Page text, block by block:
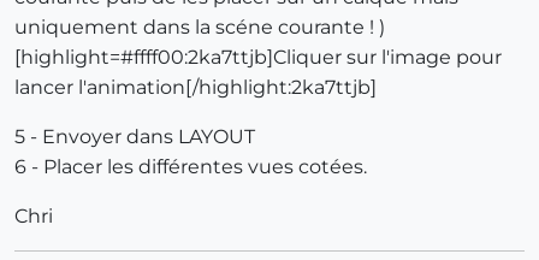
uniquement dans la scéne courante ! )
[highlight=#ffff00:2ka7ttjb]Cliquer sur l'image pour
lancer l'animation[/highlight:2ka7ttjb]
5 - Envoyer dans LAYOUT
6 - Placer les différentes vues cotées.
Chri